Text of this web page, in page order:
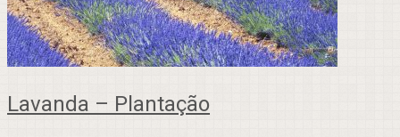
Lavanda – Plantação